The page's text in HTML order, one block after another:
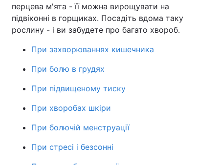
перцева м'ята - її можна вирощувати на
підвіконні в горщиках. Посадіть вдома таку
рослину - і ви забудете про багато хвороб.
При захворюваннях кишечника
При болю в грудях
При підвищеному тиску
При хворобах шкіри
При болючій менструації
При стресі і безсонні